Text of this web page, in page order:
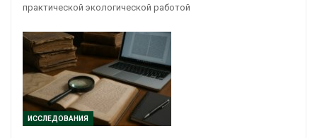
практической экологической работой
ИССЛЕДОВАНИЯ